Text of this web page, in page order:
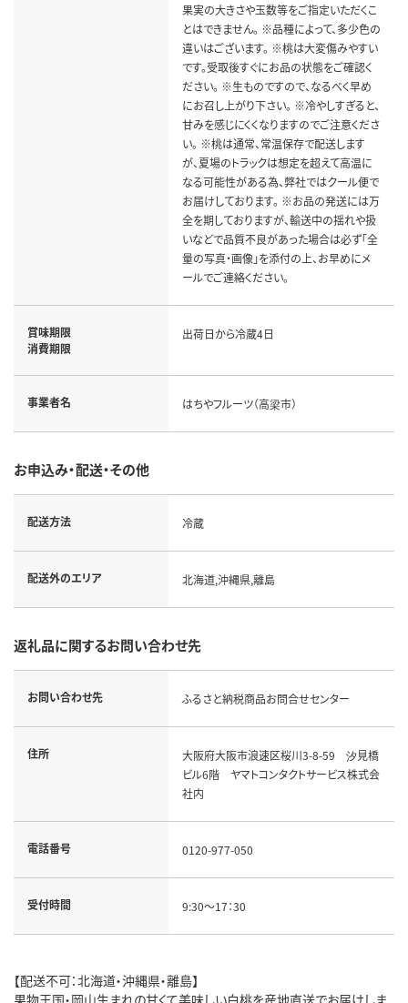
果実の大きさや玉数等をご指定いただくこ
とはできません。 ※品種によって、多少色の
違いはございます。 ※桃は大変傷みやすい
です。受取後すぐにお品の状態をご確認く
ださい。 ※生ものですので、なるべく早め
にお召し上がり下さい。 ※冷やしすぎると、
甘みを感じにくくなりますのでご注意くださ
い。 ※桃は通常、常温保存で配送します
が、夏場のトラックは想定を超えて高温に
なる可能性がある為、弊社ではクール便で
お届けしております。 ※お品の発送には万
全を期しておりますが、輸送中の揺れや扱
いなどで品質不良があった場合は必ず「全
量の写真・画像」を添付の上、お早めにメ
ールでご連絡ください。
賞味期限
消費期限
出荷日から冷蔵4日
事業者名 はちやフルーツ（高梁市）
お申込み・配送・その他
配送方法 冷蔵
配送外のエリア 北海道,沖縄県,離島
返礼品に関するお問い合わせ先
お問い合わせ先 ふるさと納税商品お問合せセンター
住所
大阪府大阪市浪速区桜川3-8-59 汐見橋
ビル6階 ヤマトコンタクトサービス株式会
社内
電話番号 0120-977-050
受付時間 9:30～17：30
【配送不可：北海道・沖縄県・離島】
果物王国・岡山生まれの甘くて美味しい白桃を産地直送でお届けしま